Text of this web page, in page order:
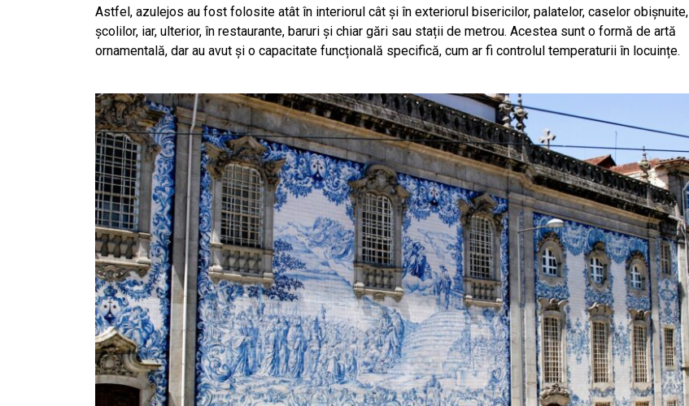
Astfel, azulejos au fost folosite atât în interiorul cât și în exteriorul bisericilor, palatelor, caselor obișnuite,
școlilor, iar, ulterior, în restaurante, baruri și chiar gări sau stații de metrou. Acestea sunt o formă de artă
ornamentală, dar au avut și o capacitate funcțională specifică, cum ar fi controlul temperaturii în locuințe.